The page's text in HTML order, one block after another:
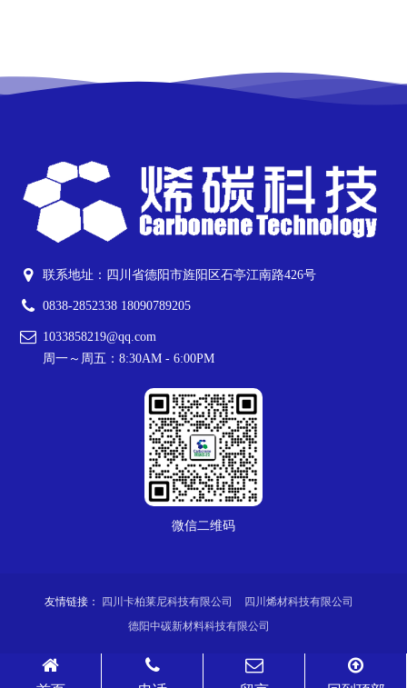
联系地址：四川省德阳市旌阳区石亭江南路426号
0838-2852338 18090789205
1033858219@qq.com
周一～周五：8:30AM - 6:00PM
微信二维码
友情链接： 四川卡柏莱尼科技有限公司
四川烯材科技有限公司
德阳中碳新材料科技有限公司
Copyright © 2024-
德阳烯碳科技有限公司 All Rights Reserved. 备案